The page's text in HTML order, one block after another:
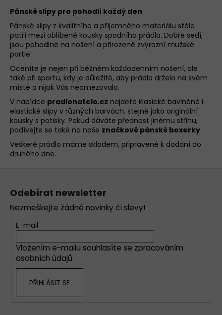
l
á
d
a
í
p
r
v
k
y
v
ý
Pánské slipy pro pohodlí každý den
Pánské slipy z kvalitního a příjemného materiálu stále
patří mezi oblíbené kousky spodního prádla. Dobře sedí,
jsou pohodlné na nošení a přirozeně zvýrazní mužské
partie.
Oceníte je nejen při běžném každodenním nošení, ale
také při sportu, kdy je důležité, aby prádlo drželo na svém
místě a nijak Vás neomezovalo.
V nabídce pradlonatelo.cz najdete klasické bavlněné i
elastické slipy v různých barvách, stejně jako originální
kousky s potisky. Pokud dáváte přednost jinému střihu,
podívejte se také na naše značkové pánské boxerky.
Veškeré prádlo máme skladem, připravené k dodání do
druhého dne.
Odebírat newsletter
Nezmeškejte žádné novinky či slevy!
E-mail
Vložením e-mailu souhlasíte se zpracováním
osobních údajů.
PŘIHLÁSIT SE